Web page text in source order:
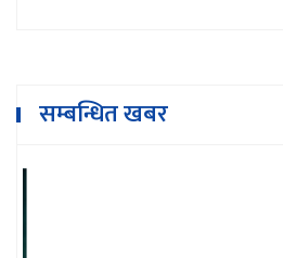
सम्बन्धित खबर